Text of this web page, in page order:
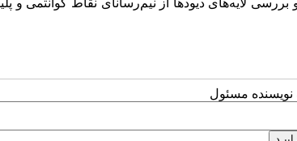
نویسنده مسئول